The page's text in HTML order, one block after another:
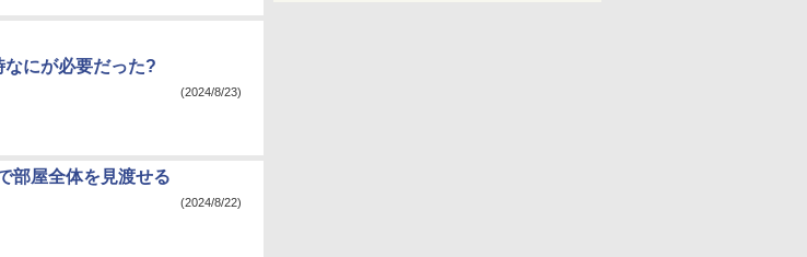
にが必要だった?
(2024/8/23)
部屋全体を見渡せる
(2024/8/22)